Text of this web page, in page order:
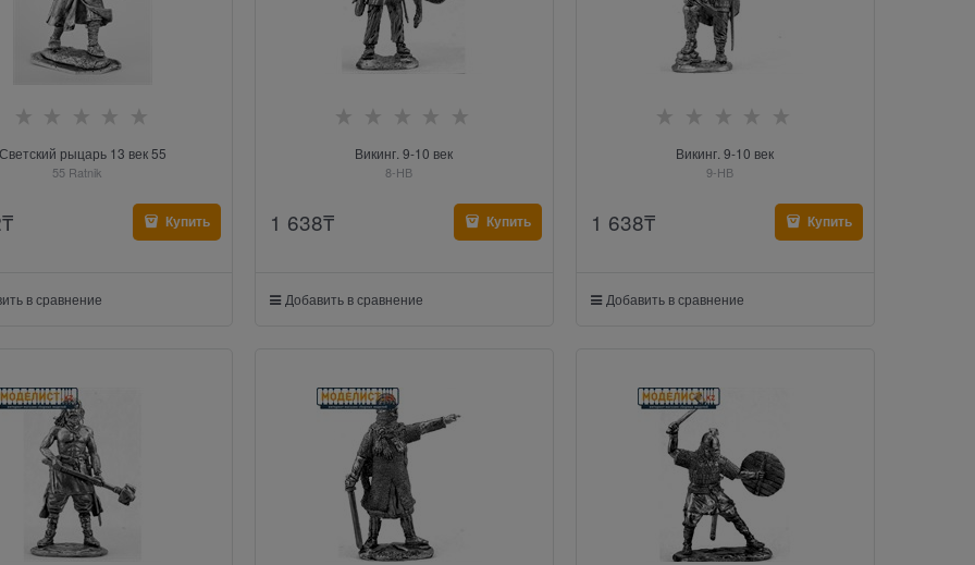
Светский рыцарь 13 век 55
55 Ratnik
₸ Купить
в сравнение
Викинг. 9-10 век
8-НВ
1 638₸ Купить
Добавить в сравнение
Викинг. 9-10 век
9-НВ
1 638₸ Купить
Добавить в сравнение